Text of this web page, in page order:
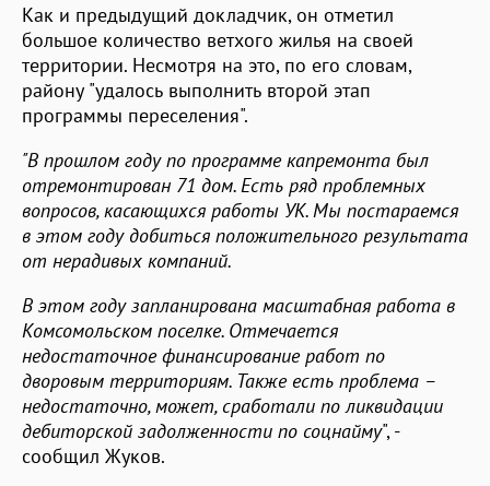
Как и предыдущий докладчик, он отметил
большое количество ветхого жилья на своей
территории. Несмотря на это, по его словам,
району "удалось выполнить второй этап
программы переселения".
"В прошлом году по программе капремонта был
отремонтирован 71 дом. Есть ряд проблемных
вопросов, касающихся работы УК. Мы постараемся
в этом году добиться положительного результата
от нерадивых компаний.
В этом году запланирована масштабная работа в
Комсомольском поселке. Отмечается
недостаточное финансирование работ по
дворовым территориям. Также есть проблема –
недостаточно, может, сработали по ликвидации
дебиторской задолженности по соцнайму", -
сообщил Жуков.